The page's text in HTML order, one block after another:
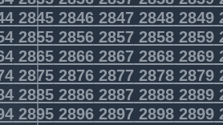
28452846284728482849
28552856285728582859
28652866286728682869
28752876287728782879
28852886288728882889
28952896289728982899